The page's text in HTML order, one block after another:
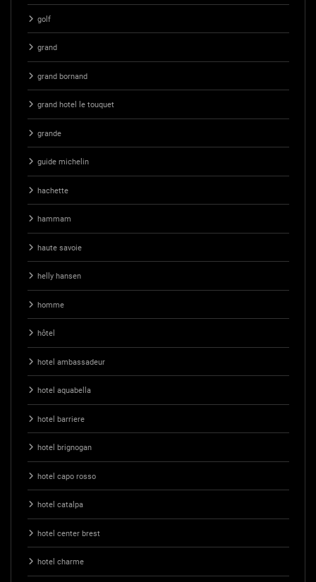
golf
grand
grand bornand
grand hotel le touquet
grande
guide michelin
hachette
hammam
haute savoie
helly hansen
homme
hôtel
hotel ambassadeur
hotel aquabella
hotel barriere
hotel brignogan
hotel capo rosso
hotel catalpa
hotel center brest
hotel charme